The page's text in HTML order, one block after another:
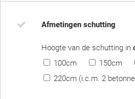
Afmetingen schutting
Hoogte van de schutting in
100cm
150cm
220cm (i.c.m. 2